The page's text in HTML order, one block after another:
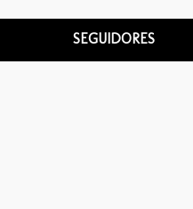
SEGUIDORES